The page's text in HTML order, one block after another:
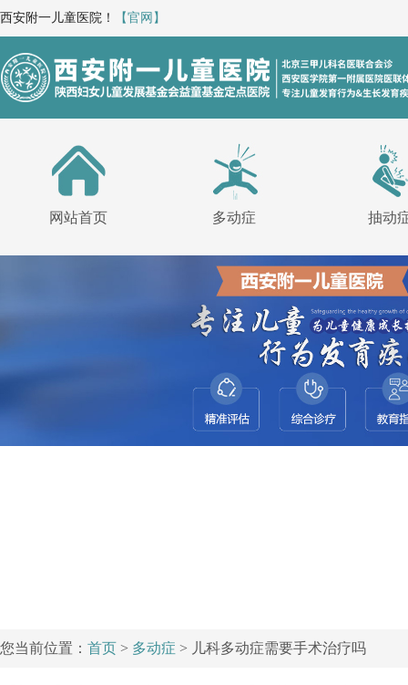
西安附一儿童医院！ 【官网】
网站首页 多动症 抽动
您当前位置： 首页 > 多动症 > 儿科多动症需要手术治疗吗